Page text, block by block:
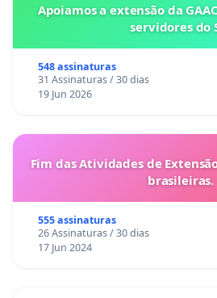
Apoiamos a extensão da
servidores do
548 assinaturas
31 Assinaturas / 30 dias
19 Jun 2026
Fim das Atividades de
brasileiras.
555 assinaturas
26 Assinaturas / 30 dias
17 Jun 2024